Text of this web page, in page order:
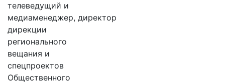
телеведущий и
медиаменеджер, директор
дирекции
регионального
вещания и
спецпроектов
Общественного